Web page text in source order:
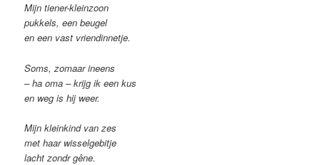
Mijn tiener-kleinzoon
pukkels, een beugel
en een vast vriendinnetje.
Soms, zomaar ineens
– ha oma – krijg ik een kus
en weg is hij weer.
Mijn kleinkind van zes
met haar wisselgebitje
lacht zondr gêne.